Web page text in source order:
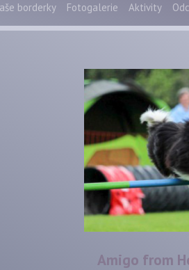
borderky Fotogalerie Aktivity
Amigo from